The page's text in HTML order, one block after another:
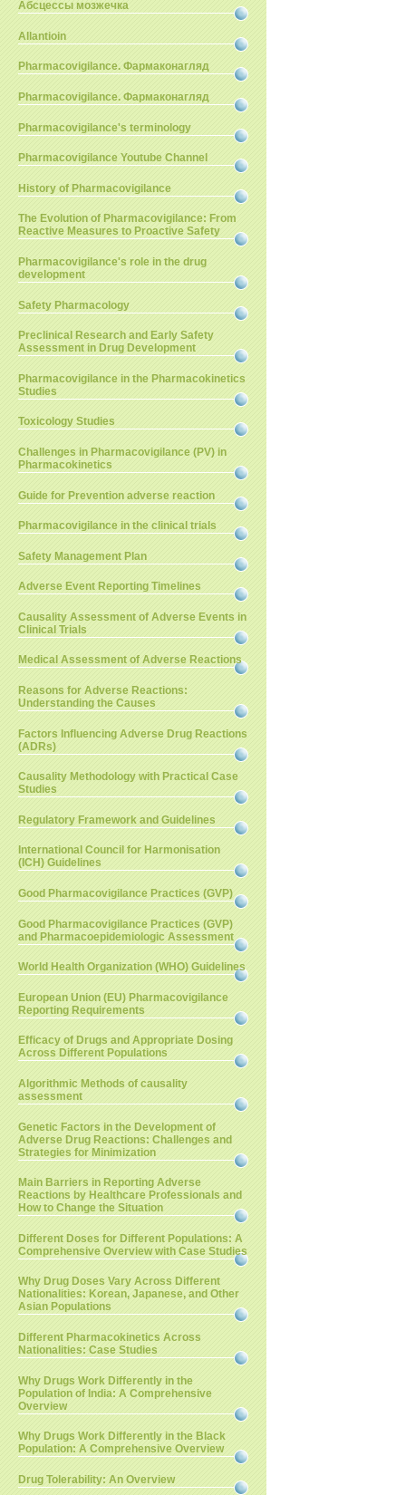
Абсцессы мозжечка
Allantioin
Pharmacovigilance. Фармаконагляд
Pharmacovigilance. Фармаконагляд
Pharmacovigilance's terminology
Pharmacovigilance Youtube Channel
History of Pharmacovigilance
The Evolution of Pharmacovigilance: From
Reactive Measures to Proactive Safety
Pharmacovigilance's role in the drug
development
Safety Pharmacology
Preclinical Research and Early Safety
Assessment in Drug Development
Pharmacovigilance in the Pharmacokinetics
Studies
Toxicology Studies
Challenges in Pharmacovigilance (PV) in
Pharmacokinetics
Guide for Prevention adverse reaction
Pharmacovigilance in the clinical trials
Safety Management Plan
Adverse Event Reporting Timelines
Causality Assessment of Adverse Events in
Clinical Trials
Medical Assessment of Adverse Reactions
Reasons for Adverse Reactions:
Understanding the Causes
Factors Influencing Adverse Drug Reactions
(ADRs)
Causality Methodology with Practical Case
Studies
Regulatory Framework and Guidelines
International Council for Harmonisation
(ICH) Guidelines
Good Pharmacovigilance Practices (GVP)
Good Pharmacovigilance Practices (GVP)
and Pharmacoepidemiologic Assessment
World Health Organization (WHO) Guidelines
European Union (EU) Pharmacovigilance
Reporting Requirements
Efficacy of Drugs and Appropriate Dosing
Across Different Populations
Algorithmic Methods of causality
assessment
Genetic Factors in the Development of
Adverse Drug Reactions: Challenges and
Strategies for Minimization
Main Barriers in Reporting Adverse
Reactions by Healthcare Professionals and
How to Change the Situation
Different Doses for Different Populations: A
Comprehensive Overview with Case Studies
Why Drug Doses Vary Across Different
Nationalities: Korean, Japanese, and Other
Asian Populations
Different Pharmacokinetics Across
Nationalities: Case Studies
Why Drugs Work Differently in the
Population of India: A Comprehensive
Overview
Why Drugs Work Differently in the Black
Population: A Comprehensive Overview
Drug Tolerability: An Overview